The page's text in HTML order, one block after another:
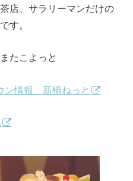
店、サラリーマンだけの
す。
たこよっと
ン情報 新橋ねっと